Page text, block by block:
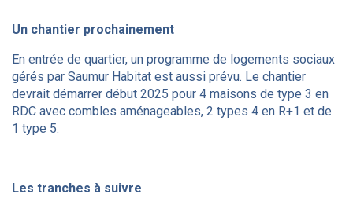
Un chantier prochainement
En entrée de quartier, un programme de logements sociaux
gérés par Saumur Habitat est aussi prévu. Le chantier
devrait démarrer début 2025 pour 4 maisons de type 3 en
RDC avec combles aménageables, 2 types 4 en R+1 et de
1 type 5.
Les tranches à suivre